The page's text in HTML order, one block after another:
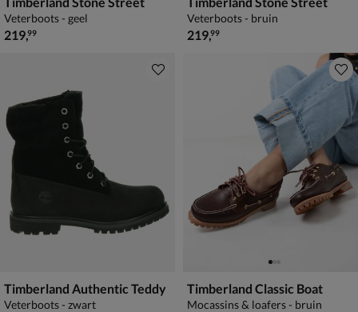
Veterboots - geel
€ 219,99
219,99
Veterboots - bruin
€ 219,99
219,99
Timberland Authentic Teddy
Veterboots - zwart
Timberland Classic Boat
Mocassins & loafers - bruin